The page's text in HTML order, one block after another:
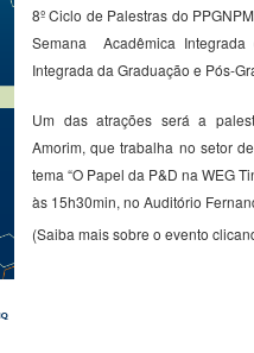
8º Ciclo de Palestras do
Semana Acadêmica Integrada
Integrada da Graduação e Pós-
Um das atrações será a
Amorim, que trabalha no setor
tema “O Papel da P&D na WEG
às 15h30min, no Auditório
(Saiba mais sobre o evento